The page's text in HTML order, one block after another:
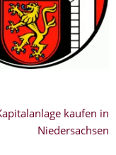
kaufen in
Niedersachsen